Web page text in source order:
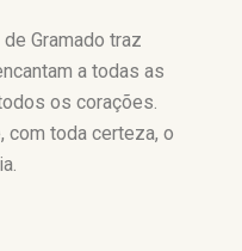
Gramado traz
a todas as
os corações.
com toda certeza, o